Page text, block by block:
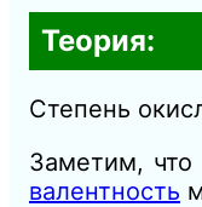
Теория:
Степень
Заметим, что
валентность